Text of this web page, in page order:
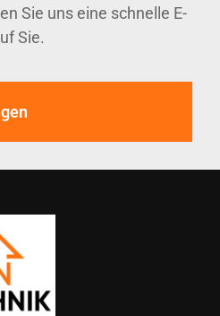
Sie uns eine schnelle E-
Sie.